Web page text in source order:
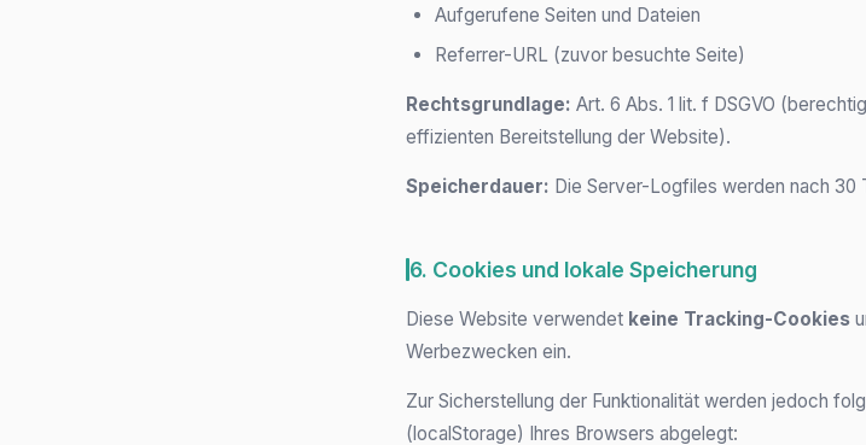
Aufgerufene Seiten und Dateien
Referrer-URL (zuvor besuchte Seite)
Rechtsgrundlage: Art. 6 Abs. 1 lit. f DSGVO
effizienten Bereitstellung der Website).
Speicherdauer: Die Server-Logfiles werden nach 30
6. Cookies und lokale Speicherung
Diese Website verwendet keine Tracking-Cookies
Werbezwecken ein.
Zur Sicherstellung der Funktionalität werden jedoch
(localStorage) Ihres Browsers abgelegt: